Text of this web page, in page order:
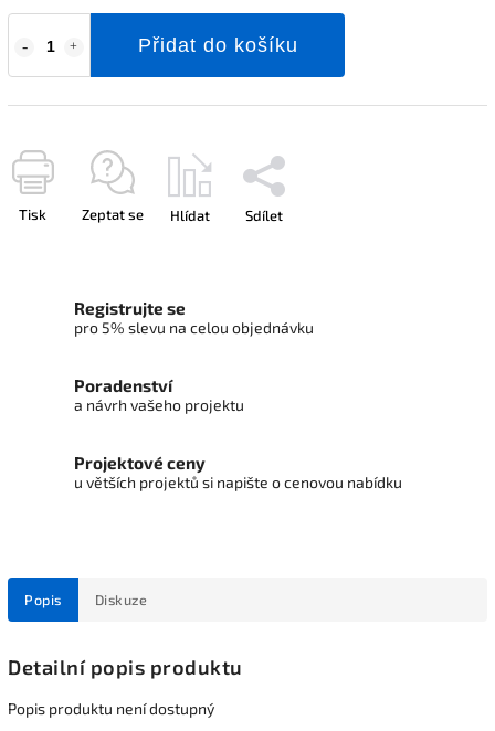
Přidat do košíku
Tisk Zeptat se Hlídat Sdílet
Registrujte se
pro 5% slevu na celou objednávku
Poradenství
a návrh vašeho projektu
Projektové ceny
u větších projektů si napište o cenovou nabídku
Popis Diskuze
Detailní popis produktu
Popis produktu není dostupný